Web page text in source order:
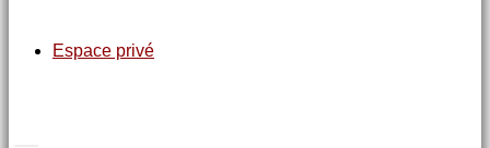
Espace privé